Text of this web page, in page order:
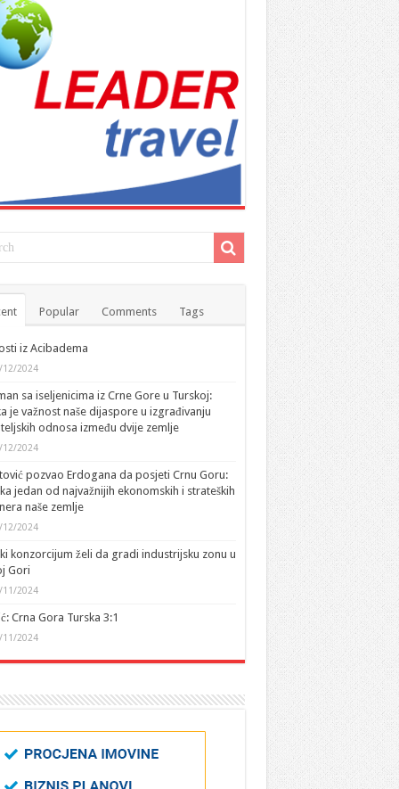
Popular Comments Tags
iz Acibadema
12/2024
sa iseljenicima iz Crne Gore u Turskoj:
je važnost naše dijaspore u izgrađivanju
odnosa između dvije zemlje
12/2024
pozvao Erdogana da posjeti Crnu Goru:
jedan od najvažnijih ekonomskih i strateških
naše zemlje
12/2024
konzorcijum želi da gradi industrijsku zonu u
Gori
11/2024
Crna Gora Turska 3:1
11/2024